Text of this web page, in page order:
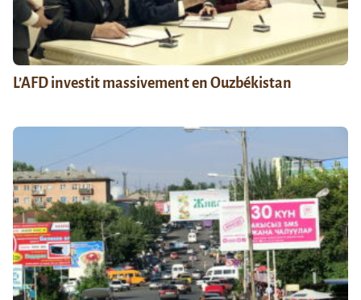
L’AFD investit massivement en Ouzbékistan